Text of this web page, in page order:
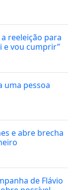
reeleição para
e vou cumprir”
uma pessoa
e abre brecha
de Flávio